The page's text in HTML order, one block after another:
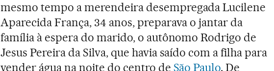
mesmo tempo a merendeira desempregada Lucilene
Aparecida França, 34 anos, preparava o jantar da
família à espera do marido, o autônomo Rodrigo de
Jesus Pereira da Silva, que havia saído com a filha para
vender água na noite do centro de São Paulo. De